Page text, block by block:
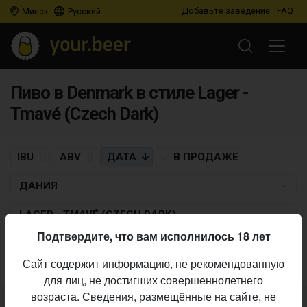
Минск Русский Добавьте заведение FAQ
Пиво в Denmark в стиле Lager -
Tmavé (Czech Dark)
IBU ABV ДАТА В ПРОДАЖЕ
ДАНИЯ
LAGER - TMAVÉ (CZECH DARK)
Пиво по заданным критериям не найдено
Подтвердите, что вам исполнилось 18 лет
Сайт содержит информацию, не рекомендованную
для лиц, не достигших совершеннолетнего
возраста. Сведения, размещённые на сайте, не